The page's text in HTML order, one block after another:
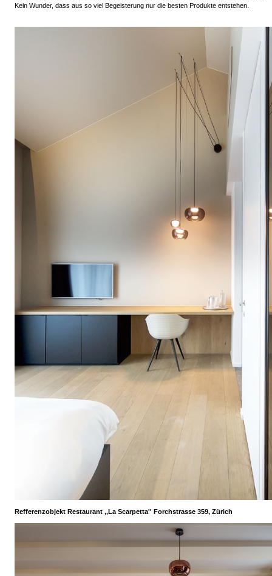
Kein Wunder, dass aus so viel Begeisterung nur die besten Produkte entstehen.
Refferenzobjekt Restaurant ,,La Scarpetta'' Forchstrasse 359, Zürich